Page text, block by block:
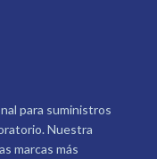
para suministros
Nuestra
marcas más